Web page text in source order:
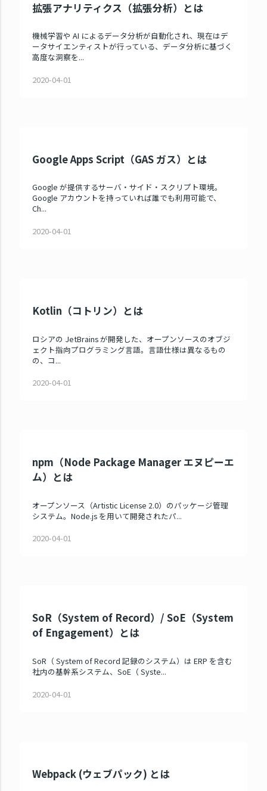
拡張アナリティクス（拡張分析）とは
機械学習や AI によるデータ分析が自動化され、現在はデ
ータサイエンティストが行っている、データ分析に基づく
高度な洞察を...
2020-04-01
Google Apps Script（GAS ガス）とは
Google が提供するサーバ・サイド・スクリプト環境。
Google アカウントを持っていれば誰でも利用可能で、
Ch...
2020-04-01
Kotlin（コトリン）とは
ロシアの JetBrains が開発した、オープンソースのオブジ
ェクト指向プログラミング言語。言語仕様は異なるもの
の、コ...
2020-04-01
npm（Node Package Manager エヌピーエ
ム）とは
オープンソース（Artistic License 2.0）のパッケージ管理
システム。Node.js を用いて開発されたパ...
2020-04-01
SoR（System of Record）/ SoE（System
of Engagement）とは
SoR（ System of Record 記録のシステム）は ERP を含む
社内の基幹系システム、SoE（ Syste...
2020-04-01
Webpack (ウェブパック) とは